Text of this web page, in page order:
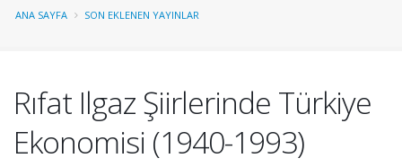
ANA SAYFA SON EKLENEN YAYINLAR
Rıfat Ilgaz Şiirlerinde Türkiye
Ekonomisi (1940-1993)